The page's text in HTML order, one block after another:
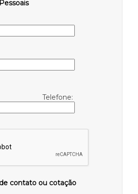
Telefone:
contato ou cotação